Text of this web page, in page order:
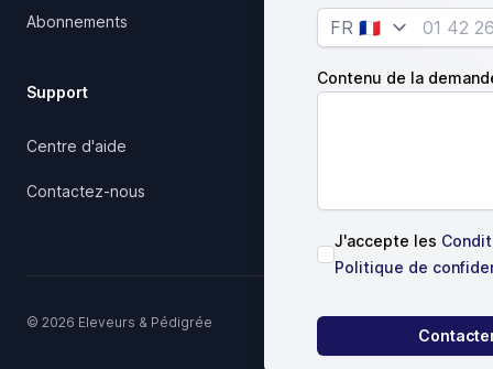
Country
Contenu de la
J'accepte les
Politique de
Abonnements
Support
Centre d'aide
Contactez-nous
Notre charte qualité
© 2026 Eleveurs & Pédigrée